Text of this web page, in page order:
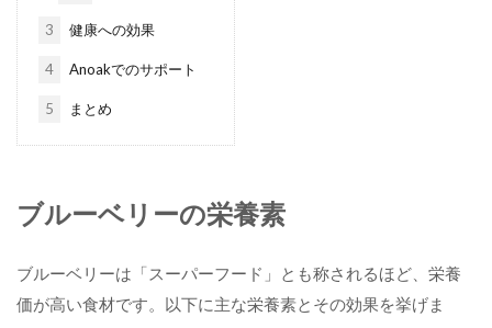
3 健康への効果
4 Anoakでのサポート
5 まとめ
ブルーベリーの栄養素
ブルーベリーは「スーパーフード」とも称されるほど、栄養
価が高い食材です。以下に主な栄養素とその効果を挙げま